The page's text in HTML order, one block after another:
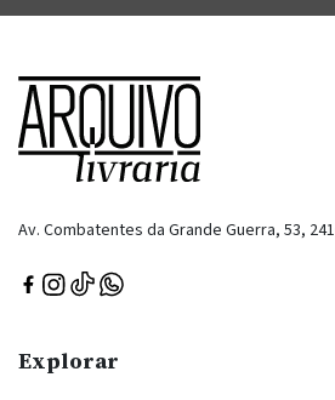
Av. Combatentes da Grande Guerra, 53,
Explorar